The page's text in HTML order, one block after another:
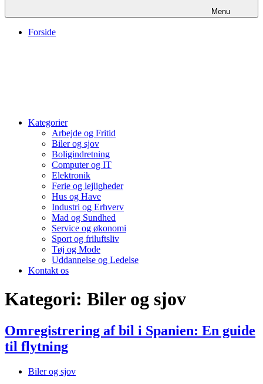
Menu
Forside
Kategorier
Arbejde og Fritid
Biler og sjov
Boligindretning
Computer og IT
Elektronik
Ferie og lejligheder
Hus og Have
Industri og Erhverv
Mad og Sundhed
Service og økonomi
Sport og friluftsliv
Tøj og Mode
Uddannelse og Ledelse
Kontakt os
Kategori: Biler og sjov
Omregistrering af bil i Spanien: En guide
til flytning
Biler og sjov